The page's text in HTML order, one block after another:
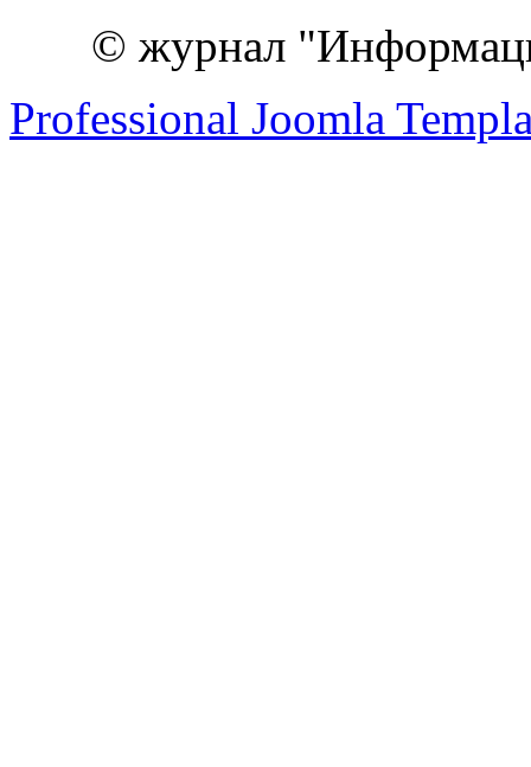
© журнал
Professional Joomla